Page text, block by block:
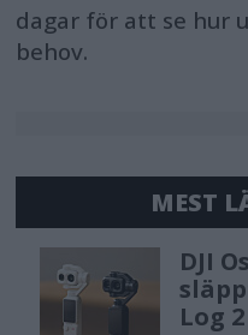
dagar för att se hur
behov.
MEST
DJI
Log